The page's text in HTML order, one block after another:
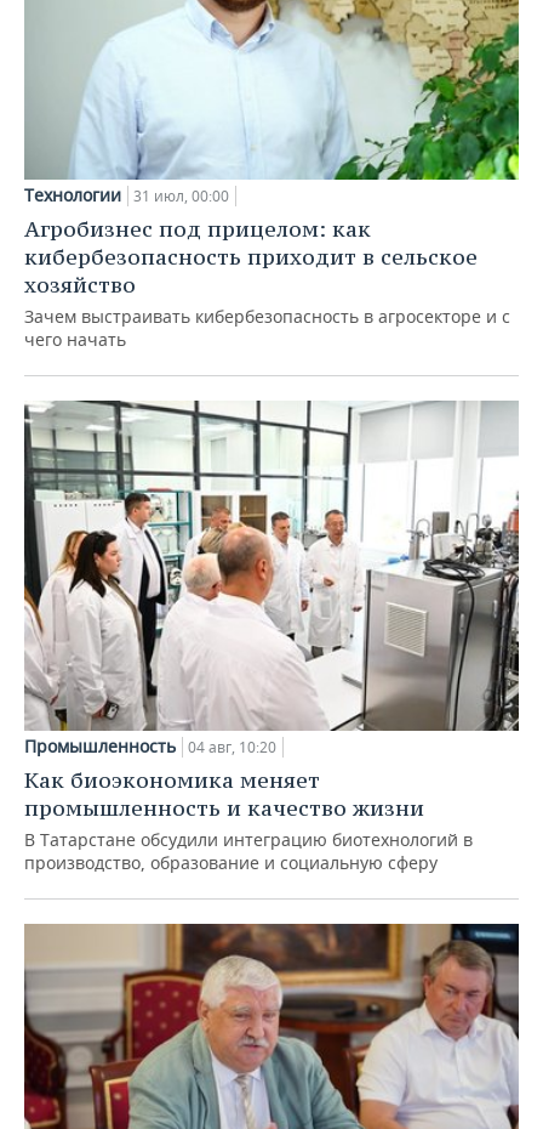
Технологии 31 июл, 00:00
Агробизнес под прицелом: как
кибербезопасность приходит в сельское
хозяйство
Зачем выстраивать кибербезопасность в агросекторе и с
чего начать
Промышленность 04 авг, 10:20
Как биоэкономика меняет
промышленность и качество жизни
В Татарстане обсудили интеграцию биотехнологий в
производство, образование и социальную сферу